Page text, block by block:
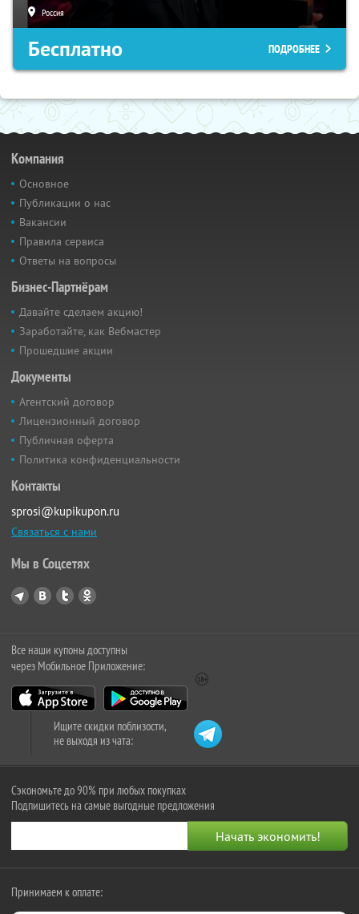
Россия
Бесплатно ПОДРОБНЕЕ
Компания
Основное
Публикации о нас
Вакансии
Правила сервиса
Ответы на вопросы
Бизнес-Партнёрам
Давайте сделаем акцию!
Заработайте, как Вебмастер
Прошедшие акции
Документы
Агентский договор
Лицензионный договор
Публичная оферта
Политика конфиденциальности
Контакты
sprosi@kupikupon.ru
Связаться с нами
Мы в Соцсетях
Все наши купоны доступны
через Мобильное Приложение:
Ищите скидки поблизости,
не выходя из чата:
Сэкономьте до 90% при любых покупках
Подпишитесь на самые выгодные предложения
Принимаем к оплате: